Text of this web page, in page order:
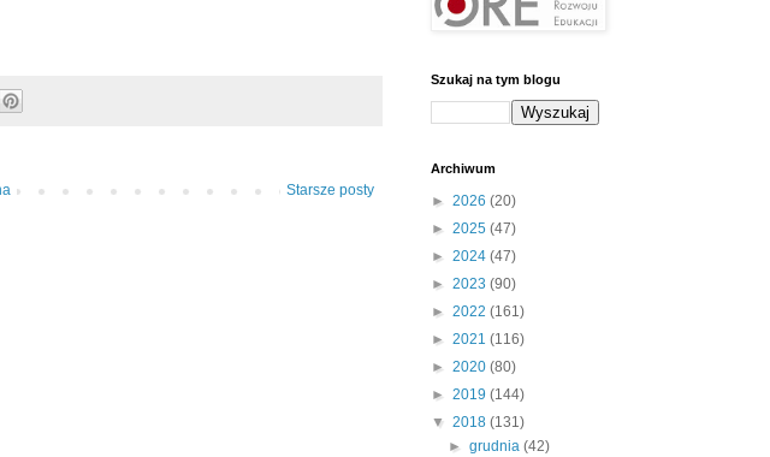
Starsze posty
Szukaj na tym blogu
Archiwum
► 2026 (20)
► 2025 (47)
► 2024 (47)
► 2023 (90)
► 2022 (161)
► 2021 (116)
► 2020 (80)
► 2019 (144)
▼ 2018 (131)
►grudnia(42)